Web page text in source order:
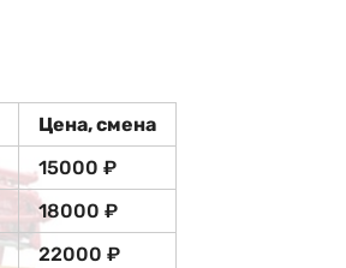
Цена, смена
15000 ₽
18000 ₽
22000 ₽